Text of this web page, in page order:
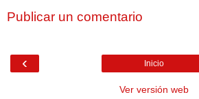
Publicar un comentario
‹ Inicio
Ver versión web